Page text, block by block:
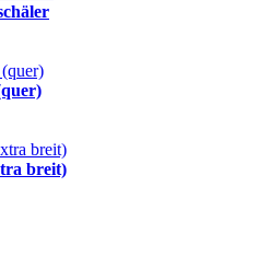
breit)